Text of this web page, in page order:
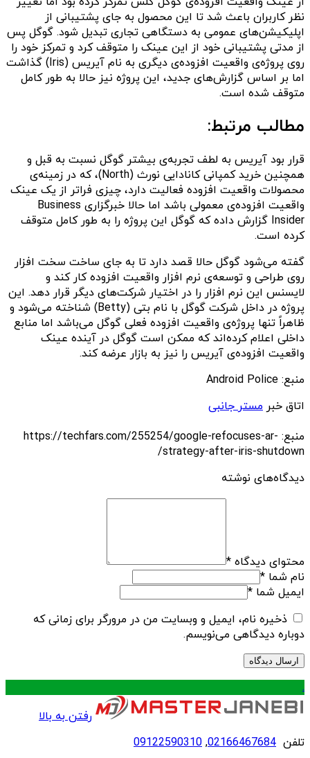
نظر کاربران باعث شد تا این محصول به جای پشتیبانی از
اپلیکیشن‌های عمومی به دستگاهی تجاری تبدیل شود. گوگل پس
از مدتی پشتیبانی خود از این عینک را متوقف کرد و تمرکز خود را
روی پروژه‌ی واقعیت افزوده‌ی دیگری به نام آیریس (Iris) گذاشت
اما بر اساس گزارش‌های جدید، این پروژه نیز حالا به طور کامل
متوقف شده است.
مطالب مرتبط:
قرار بود آیریس به لطف تجربه‌ی بیشتر گوگل نسبت به قبل و
همچنین خرید کمپانی کانادایی نورث (North)، که در زمینه‌ی
محصولات واقعیت افزوده فعالیت دارد، چیزی فراتر از یک عینک
واقعیت افزوده‌ی معمولی باشد اما حالا خبرگزاری Business
Insider گزارش داده که گوگل این پروژه را به طور کامل متوقف
کرده است.
گفته می‌شود گوگل حالا قصد دارد تا به جای ساخت سخت‌ افزار
روی طراحی و توسعه‌ی نرم‌ افزار واقعیت افزوده کار کند و
لایسنس این نرم افزار را در اختیار شرکت‌های دیگر قرار دهد. این
پروژه در داخل شرکت گوگل با نام بتی (Betty) شناخته می‌شود و
ظاهراً تنها پروژه‌ی واقعیت افزوده فعلی گوگل می‌باشد اما منابع
داخلی اعلام کرده‌اند که ممکن است گوگل در آینده‌ عینک
واقعیت افزوده‌ی آیریس را نیز به بازار عرضه کند.
منبع: Android Police
اتاق خبر مستر جانبی
منبع: https://techfars.com/255254/google-refocuses-ar-
strategy-after-iris-shutdown/
دیدگاه‌های نوشته
محتوای دیدگاه *
نام شما *
ایمیل شما *
ذخیره نام، ایمیل و وبسایت من در مرورگر برای زمانی که
دوباره دیدگاهی می‌نویسم.
.
رفتن به بالا
تلفن 02166467684
,
09122590310